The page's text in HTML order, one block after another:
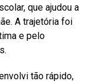
que ajudou a
A trajetória foi
e pelo
tão rápido,